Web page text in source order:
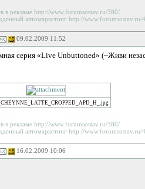
в рекламе http://www.forumsostav.ru/380/
автомаркетинг http://www.forumsostav.ru/
09.02.2009 11:52
серия «Live Unbuttoned» (~Живи
в рекламе http://www.forumsostav.ru/380/
автомаркетинг http://www.forumsostav.ru/
16.02.2009 10:06